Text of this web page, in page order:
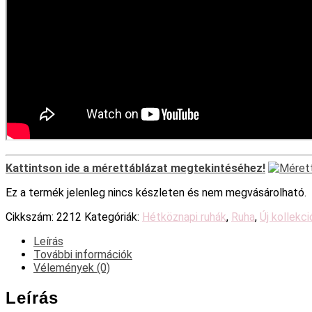
Kattintson ide a mérettáblázat megtekintéséhez!
Ez a termék jelenleg nincs készleten és nem megvásárolható.
Cikkszám: 2212 Kategóriák: Hétköznapi ruhák, Ruha, Új
Leírás
További információk
Vélemények (0)
Leírás